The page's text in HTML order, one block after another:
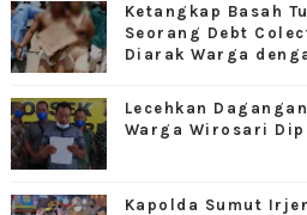
Ketangkap Basah
Seorang Debt
Diarak Warga
Lecehkan
Warga Wirosari
Kapolda Sumut